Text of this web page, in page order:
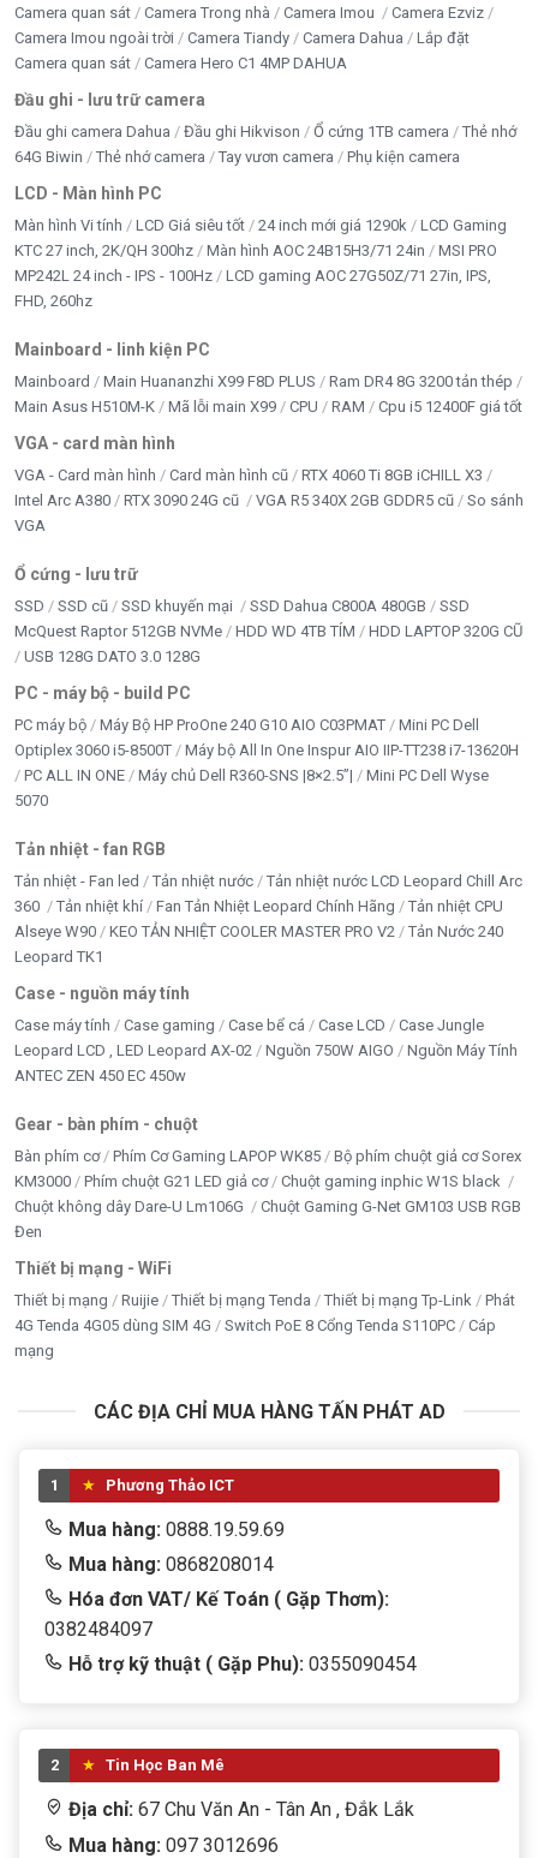
👉 Hỗ trợ tư vấn dung lượng phù hợp cho camera
👉 Cam kết hàng chính hãng – bảo hành uy tín
👉 Giao hàng toàn quốc
5/5 - (1 bình chọn)
Bấm 5 sao để ủng hộ shop
Thông số kỹ thuật
Camera quan sát Camera Trong nhà Camera Imou
Camera Ezviz
Camera Imou ngoài trời
Camera Tiandy Camera Dahua
Lắp đặt
Camera quan sát
Camera Hero C1 4MP DAHUA
Đầu ghi - lưu trữ camera
Đầu ghi camera Dahua Đầu ghi Hikvison Ổ cứng 1TB camera
Thẻ nhớ
64G Biwin
Thẻ nhớ camera Tay vươn camera Phụ kiện camera
LCD - Màn hình PC
Màn hình Vi tính LCD Giá siêu tốt 24 inch mới giá 1290k
LCD Gaming
KTC 27 inch, 2K/QH 300hz
Màn hình AOC 24B15H3/71 24in
MSI PRO
MP242L 24 inch - IPS - 100Hz
LCD gaming AOC 27G50Z/71 27in, IPS,
FHD, 260hz
Mainboard - linh kiện PC
Mainboard Main Huananzhi X99 F8D PLUS
Ram DR4 8G 3200 tản thép
Main Asus H510M-K
Mã lỗi main X99 CPU RAM Cpu i5 12400F giá tốt
VGA - card màn hình
VGA - Card màn hình Card màn hình cũ
RTX 4060 Ti 8GB iCHILL X3
Intel Arc A380
RTX 3090 24G cũ VGA R5 340X 2GB GDDR5 cũ
So sánh
VGA
Ổ cứng - lưu trữ
SSD SSD cũ SSD khuyến mại SSD Dahua C800A 480GB
SSD
McQuest Raptor 512GB NVMe
HDD WD 4TB TÍM
HDD LAPTOP 320G CŨ
USB 128G DATO 3.0 128G
PC - máy bộ - build PC
PC máy bộ Máy Bộ HP ProOne 240 G10 AIO C03PMAT
Mini PC Dell
Optiplex 3060 i5-8500T
Máy bộ All In One Inspur AIO IIP-TT238 i7-13620H
PC ALL IN ONE
Máy chủ Dell R360-SNS |8×2.5”|
Mini PC Dell Wyse
5070
Tản nhiệt - fan RGB
Tản nhiệt - Fan led Tản nhiệt nước
Tản nhiệt nước LCD Leopard Chill Arc
360
Tản nhiệt khí Fan Tản Nhiệt Leopard Chính Hãng
Tản nhiệt CPU
Alseye W90
KEO TẢN NHIỆT COOLER MASTER PRO V2
Tản Nước 240
Leopard TK1
Case - nguồn máy tính
Case máy tính Case gaming Case bể cá Case LCD
Case Jungle
Leopard LCD , LED Leopard AX-02
Nguồn 750W AIGO
Nguồn Máy Tính
ANTEC ZEN 450 EC 450w
Gear - bàn phím - chuột
Bàn phím cơ Phím Cơ Gaming LAPOP WK85
Bộ phím chuột giả cơ Sorex
KM3000
Phím chuột G21 LED giả cơ
Chuột gaming inphic W1S black
Chuột không dây Dare-U Lm106G
Chuột Gaming G-Net GM103 USB RGB
Đen
Thiết bị mạng - WiFi
Thiết bị mạng Ruijie Thiết bị mạng Tenda Thiết bị mạng Tp-Link
Phát
4G Tenda 4G05 dùng SIM 4G
Switch PoE 8 Cổng Tenda S110PC
Cáp
mạng
CÁC ĐỊA CHỈ MUA HÀNG TẤN PHÁT AD
1 Phương Thảo ICT
Mua hàng: 0888.19.59.69
Mua hàng: 0868208014
Hóa đơn VAT/ Kế Toán ( Gặp Thơm):
0382484097
Hỗ trợ kỹ thuật ( Gặp Phu): 0355090454
2 Tin Học Ban Mê
Địa chỉ: 67 Chu Văn An - Tân An , Đắk Lắk
Mua hàng: 097 3012696